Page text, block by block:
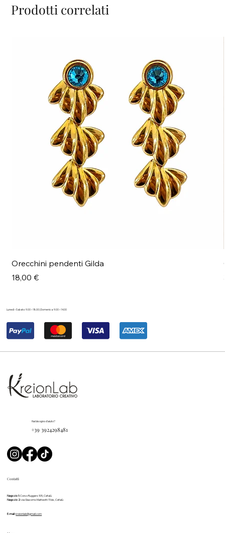
Prodotti correlati
Orecchini pendenti Gilda
Prezzo
18,00 €
Contatti
Negozio 1:Corso Ruggero 105, Cefalù
Negozio 2:via Giacomo Matteotti 11 bis, Cefalù
E-mail: kreionlab@gmail.com
Hai bisogno d'aiuto?
+39 3924298481
Lunedì – Sabato: 9.00 – 18.00 | Domenica: 9.00 – 14.00